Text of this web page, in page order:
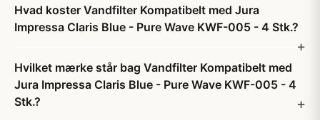
Hvad koster Vandfilter Kompatibelt med Jura
Impressa Claris Blue - Pure Wave KWF-005 - 4 Stk.?
Hvilket mærke står bag Vandfilter Kompatibelt med
Jura Impressa Claris Blue - Pure Wave KWF-005 - 4
Stk.?